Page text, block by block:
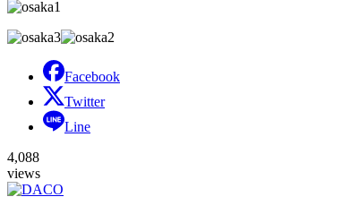
Facebook
Twitter
Line
4,088
views